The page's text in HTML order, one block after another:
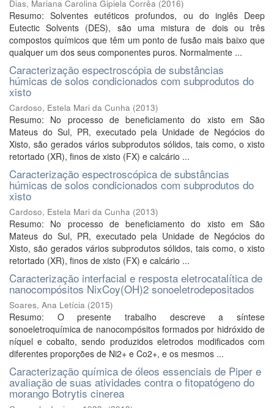
Dias, Mariana Carolina Gipiela Corrêa (2016)
Resumo: Solventes eutéticos profundos, ou do inglês Deep
Eutectic Solvents (DES), são uma mistura de dois ou três
compostos químicos que têm um ponto de fusão mais baixo que
qualquer um dos seus componentes puros. Normalmente ...
Caracterização espectroscópia de substâncias
húmicas de solos condicionados com subprodutos do
xisto
Cardoso, Estela Mari da Cunha (2013)
Resumo: No processo de beneficiamento do xisto em São
Mateus do Sul, PR, executado pela Unidade de Negócios do
Xisto, são gerados vários subprodutos sólidos, tais como, o xisto
retortado (XR), finos de xisto (FX) e calcário ...
Caracterização espectroscópica de substâncias
húmicas de solos condicionados com subprodutos do
xisto
Cardoso, Estela Mari da Cunha (2013)
Resumo: No processo de beneficiamento do xisto em São
Mateus do Sul, PR, executado pela Unidade de Negócios do
Xisto, são gerados vários subprodutos sólidos, tais como, o xisto
retortado (XR), finos de xisto (FX) e calcário ...
Caracterização interfacial e resposta eletrocatalítica de
nanocompósitos NixCoy(OH)2 sonoeletrodepositados
Soares, Ana Letícia (2015)
Resumo: O presente trabalho descreve a síntese
sonoeletroquímica de nanocompósitos formados por hidróxido de
níquel e cobalto, sendo produzidos eletrodos modificados com
diferentes proporções de Ni2+ e Co2+, e os mesmos ...
Caracterização química de óleos essenciais de Piper e
avaliação de suas atividades contra o fitopatógeno do
morango Botrytis cinerea